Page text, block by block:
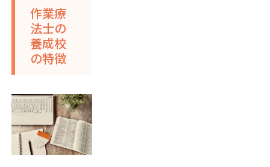
作業療
法士の
養成校
の特徴